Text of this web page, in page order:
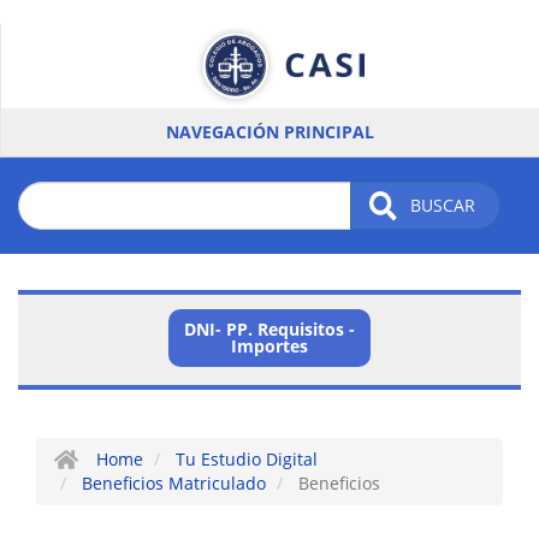
NAVEGACIÓN PRINCIPAL
BUSCAR
Card
Institucional
DNI- PP. Requisitos -
Importes
Home
Tu Estudio Digital
Beneficios Matriculado
Beneficios